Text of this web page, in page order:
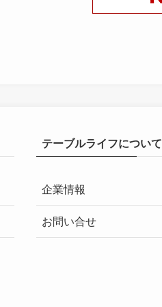
テーブルライフについて
企業情報
お問い合せ